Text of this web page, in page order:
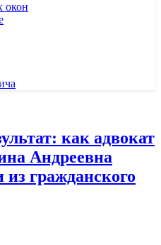
окон
как адвокат
Андреевна
гражданского